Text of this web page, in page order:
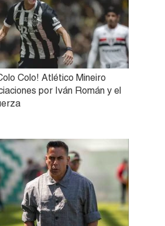
Colo! Atlético Mineiro
por Iván Román y el